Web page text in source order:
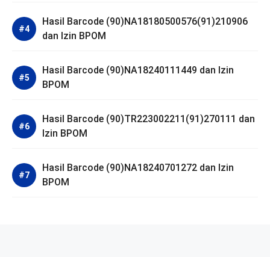
Hasil Barcode (90)NA18180500576(91)210906
dan Izin BPOM
Hasil Barcode (90)NA18240111449 dan Izin
BPOM
Hasil Barcode (90)TR223002211(91)270111 dan
Izin BPOM
Hasil Barcode (90)NA18240701272 dan Izin
BPOM